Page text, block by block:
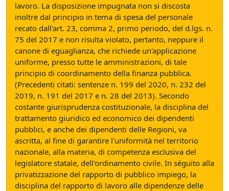
lavoro. La disposizione impugnata non si discosta
inoltre dal principio in tema di spesa del personale
recato dall'art. 23, comma 2, primo periodo, del d.lgs. n.
75 del 2017 e non risulta violato, pertanto, neppure il
canone di eguaglianza, che richiede un'applicazione
uniforme, presso tutte le amministrazioni, di tale
principio di coordinamento della finanza pubblica.
(Precedenti citati: sentenze n. 199 del 2020, n. 232 del
2019, n. 191 del 2017 e n. 28 del 2013). Secondo
costante giurisprudenza costituzionale, la disciplina del
trattamento giuridico ed economico dei dipendenti
pubblici, e anche dei dipendenti delle Regioni, va
ascritta, al fine di garantire l'uniformità nel territorio
nazionale, alla materia, di competenza esclusiva del
legislatore statale, dell'ordinamento civile. In séguito alla
privatizzazione del rapporto di pubblico impiego, la
disciplina del rapporto di lavoro alle dipendenze delle